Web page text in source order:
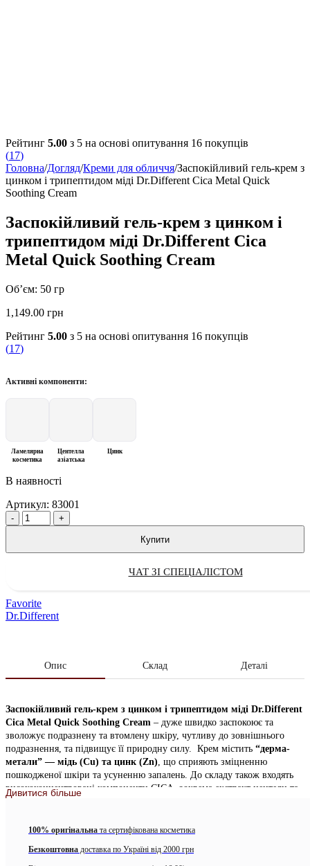
Рейтинг 5.00 з 5 на основі опитування 16 покупців
(17)
Головна/Догляд/Креми для обличчя/Заспокійливий гель-крем з
цинком і трипептидом міді Dr.Different Cica Metal Quick
Soothing Cream
Заспокійливий гель-крем з цинком і
трипептидом міді Dr.Different Cica
Metal Quick Soothing Cream
Об’єм: 50 гр
1,149.00 грн
Рейтинг 5.00 з 5 на основі опитування 16 покупців
(17)
Активні компоненти:
Ламелярна
косметика
Центелла
азіатська
Цинк
В наявності
Артикул: 83001
Quantity
Купити
ЧАТ ЗІ СПЕЦІАЛІСТОМ
Favorite
Dr.Different
Опис Склад Деталі
Заспокійливий гель-крем з цинком і трипептидом міді Dr.Different
Cica Metal Quick Soothing Cream – дуже швидко заспокоює та
зволожує подразнену та втомлену шкіру, чутливу до зовнішнього
подразнення, та підвищує її природну силу. Крем містить “дерма-
метали” — мідь (Cu) та цинк (Zn), що сприяють зміцненню
пошкодженої шкіри та усуненню запалень. До складу також входять
висококонцентровані компоненти CICA, зокрема екстракт центели та
мадекасосид, які сприяють регенерації шкіри, забезпечують
Для якого типу шкіри підходить:
включаючи чутливу.
Дивитися більше
100% оригінальна та сертифікована косметика
Безкоштовна доставка по Україні від 2000 грн